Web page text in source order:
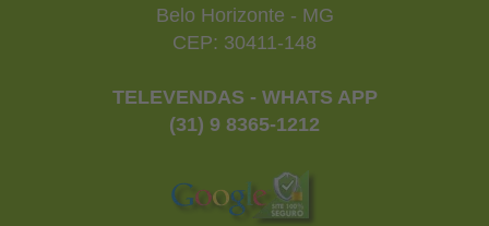
Belo Horizonte - MG
CEP: 30411-148
TELEVENDAS - WHATS APP
(31) 9 8365-1212